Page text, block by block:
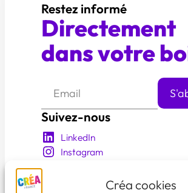
Créa cookies
Restez informé
Directement
dans votre
Suivez-nous
LinkedIn
Instagram